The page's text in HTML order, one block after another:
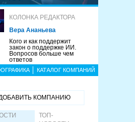
КОЛОНКА РЕДАКТОРА
Вера Ананьева
Кого и как поддержит
закон о поддержке ИИ.
Вопросов больше чем
ответов
КАТАЛОГ КОМПАНИЙ
КОМПАНИЮ
ТОП-